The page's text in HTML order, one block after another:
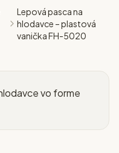
Lepová pasca na
hlodavce – plastová
vanička FH-5020